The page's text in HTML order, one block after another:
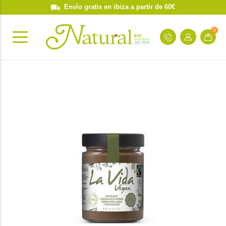
Envío gratis en ibiza a partir de 60€
0